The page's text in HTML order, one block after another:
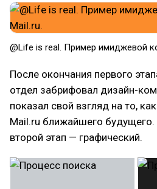
@Life is real. Пример имиджевой
После окончания первого
отдел забрифовал дизайн-
показал свой взгляд на то,
Mail.ru ближайшего будущего.
второй этап — графический.